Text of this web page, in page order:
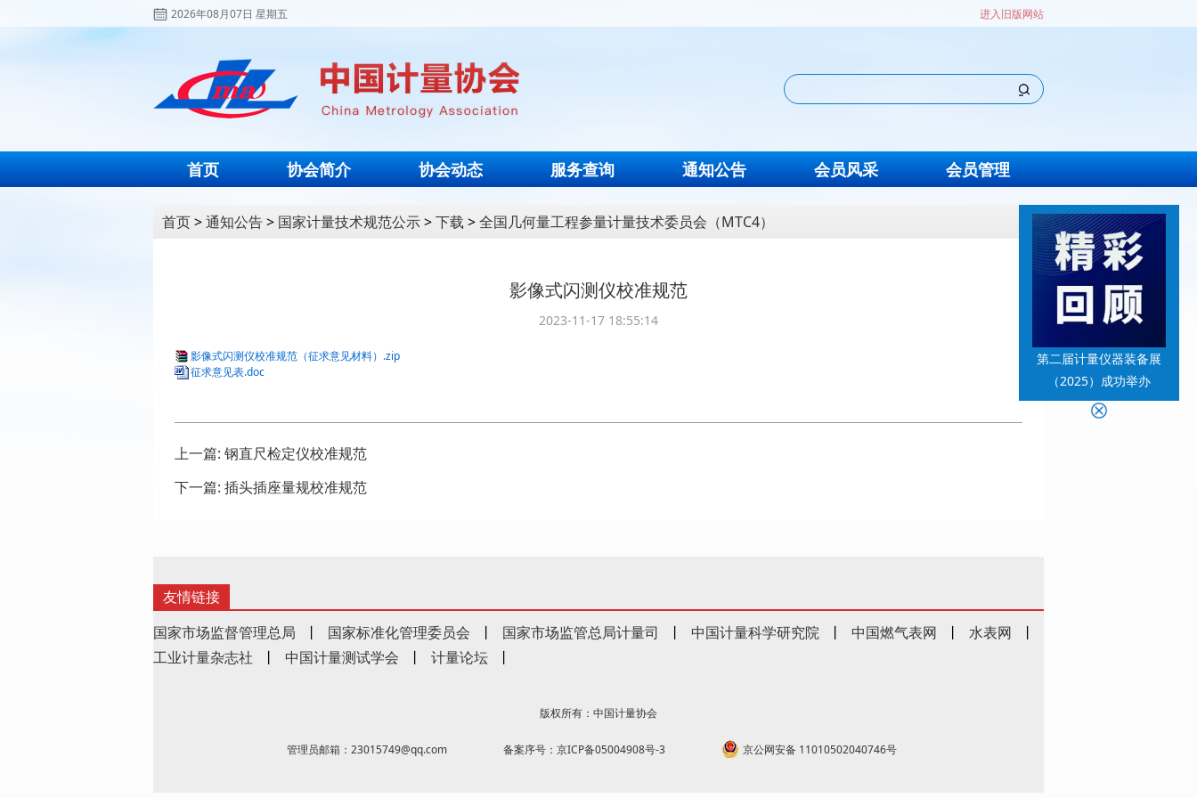
2026年08月07日 星期五 进入旧版网站
首页 协会简介 协会动态 服务查询 通知公告 会员风采 会员管理
第二届计量仪器装备展
（2025）成功举办
首页>通知公告> 国家计量技术规范公示>下载 >全国几何量工程参量计量技术委员会（MTC4）
影像式闪测仪校准规范
2023-11-17 18:55:14
影像式闪测仪校准规范（征求意见材料）.zip
征求意见表.doc
上一篇: 钢直尺检定仪校准规范
下一篇: 插头插座量规校准规范
友情链接
国家市场监督管理总局
丨 国家标准化管理委员会 丨 国家市场监管总局计量司 丨 中国计量科学研究院 丨 中国燃气表网 丨 水表网
丨
工业计量杂志社
丨 中国计量测试学会 丨 计量论坛 丨
版权所有：中国计量协会
管理员邮箱：23015749@qq.com 备案序号：京ICP备05004908号-3 京公网安备 11010502040746号